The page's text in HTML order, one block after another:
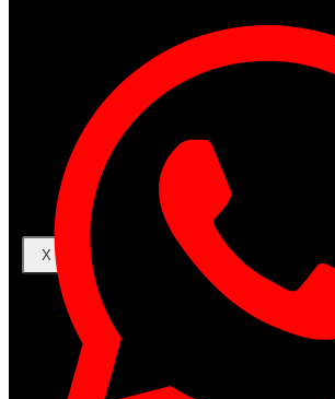
Contacto
Acceder
Iniciar Sesion
Registro
Restablecer la contraseña
X